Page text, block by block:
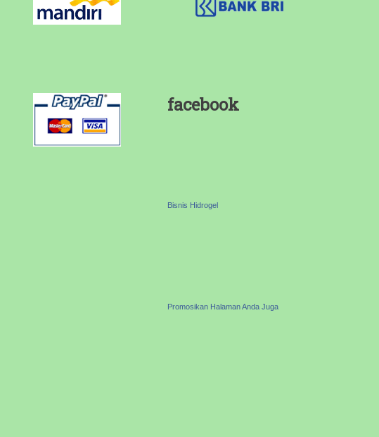
facebook
Bisnis Hidrogel
Promosikan Halaman Anda Juga